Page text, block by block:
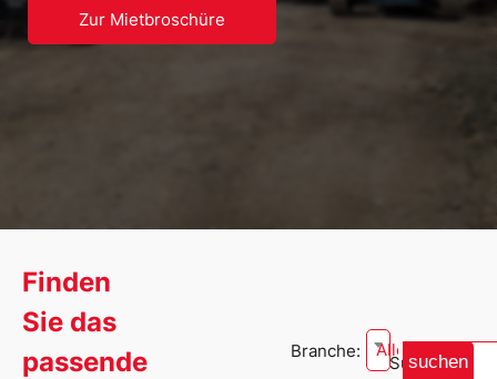
Zur Mietbroschüre
Finden
Sie das
passende
Branche: Alle
Suche:
suchen